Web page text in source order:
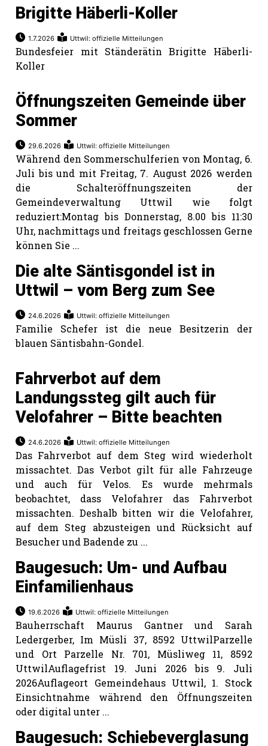
Brigitte Häberli-Koller
1.7.2026 Uttwil: offizielle Mitteilungen
Bundesfeier mit Ständerätin Brigitte Häberli-
Koller
Öffnungszeiten Gemeinde über
Sommer
29.6.2026 Uttwil: offizielle Mitteilungen
Während den Sommerschulferien von Montag, 6.
Juli bis und mit Freitag, 7. August 2026 werden
die Schalteröffnungszeiten der
Gemeindeverwaltung Uttwil wie folgt
reduziert:Montag bis Donnerstag, 8.00 bis 11:30
Uhr, nachmittags und freitags geschlossen Gerne
können Sie ...
Die alte Säntisgondel ist in
Uttwil – vom Berg zum See
24.6.2026 Uttwil: offizielle Mitteilungen
Familie Schefer ist die neue Besitzerin der
blauen Säntisbahn-Gondel.
Fahrverbot auf dem
Landungssteg gilt auch für
Velofahrer – Bitte beachten
24.6.2026 Uttwil: offizielle Mitteilungen
Das Fahrverbot auf dem Steg wird wiederholt
missachtet. Das Verbot gilt für alle Fahrzeuge
und auch für Velos. Es wurde mehrmals
beobachtet, dass Velofahrer das Fahrverbot
missachten. Deshalb bitten wir die Velofahrer,
auf dem Steg abzusteigen und Rücksicht auf
Besucher und Badende zu ...
Baugesuch: Um- und Aufbau
Einfamilienhaus
19.6.2026 Uttwil: offizielle Mitteilungen
Bauherrschaft Maurus Gantner und Sarah
Ledergerber, Im Müsli 37, 8592 UttwilParzelle
und Ort Parzelle Nr. 701, Müsliweg 11, 8592
UttwilAuflagefrist 19. Juni 2026 bis 9. Juli
2026Auflageort Gemeindehaus Uttwil, 1. Stock
Einsichtnahme während den Öffnungszeiten
oder digital unter ...
Baugesuch: Schiebeverglasung